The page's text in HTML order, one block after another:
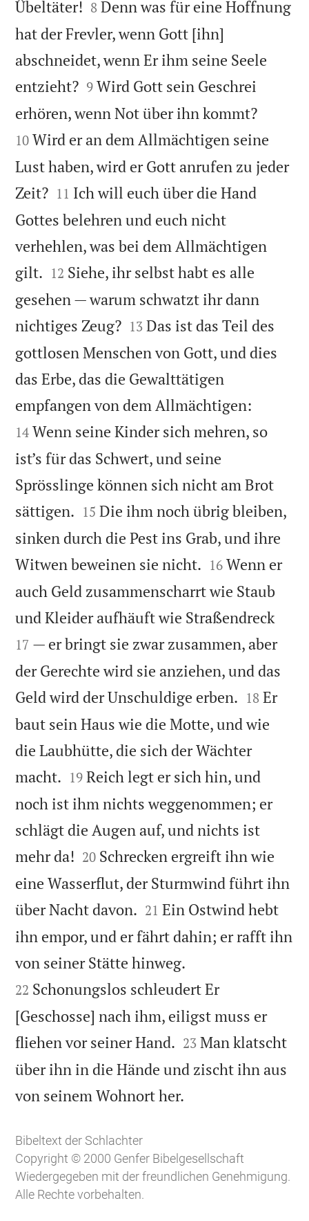
Übeltäter! 

8 Denn was für eine Hoffnung
hat der Frevler, wenn Gott [ihn]
abschneidet, wenn Er ihm seine Seele
entzieht?
9 Wird Gott sein Geschrei
erhören, wenn Not über ihn kommt?
10 Wird er an dem Allmächtigen seine
Lust haben, wird er Gott anrufen zu jeder
Zeit?
11 Ich will euch über die Hand
Gottes belehren und euch nicht
verhehlen, was bei dem Allmächtigen
gilt. 

12 Siehe, ihr selbst habt es alle
gesehen — warum schwatzt ihr dann
nichtiges Zeug?
13 Das ist das Teil des
gottlosen Menschen von Gott, und dies
das Erbe, das die Gewalttätigen
empfangen von dem Allmächtigen:
14 Wenn seine Kinder sich mehren, so
ist’s für das Schwert, und seine
Sprösslinge können sich nicht am Brot
sättigen. 

15 Die ihm noch übrig bleiben,
sinken durch die Pest ins Grab, und ihre
Witwen beweinen sie nicht. 

16 Wenn er
auch Geld zusammenscharrt wie Staub
und Kleider aufhäuft wie Straßendreck
17 — er bringt sie zwar zusammen, aber
der Gerechte wird sie anziehen, und das
Geld wird der Unschuldige erben. 

18 Er
baut sein Haus wie die Motte, und wie
die Laubhütte, die sich der Wächter
macht. 

19 Reich legt er sich hin, und
noch ist ihm nichts weggenommen; er
schlägt die Augen auf, und nichts ist
mehr da! 

20 Schrecken ergreift ihn wie
eine Wasserflut, der Sturmwind führt ihn
über Nacht davon. 

21 Ein Ostwind hebt
ihn empor, und er fährt dahin; er rafft ihn
von seiner Stätte hinweg.
22 Schonungslos schleudert Er
[Geschosse] nach ihm, eiligst muss er
fliehen vor seiner Hand. 

23 Man klatscht
über ihn in die Hände und zischt ihn aus
von seinem Wohnort her.
Bibeltext der Schlachter
Copyright © 2000 Genfer Bibelgesellschaft
Wiedergegeben mit der freundlichen Genehmigung.
Alle Rechte vorbehalten.